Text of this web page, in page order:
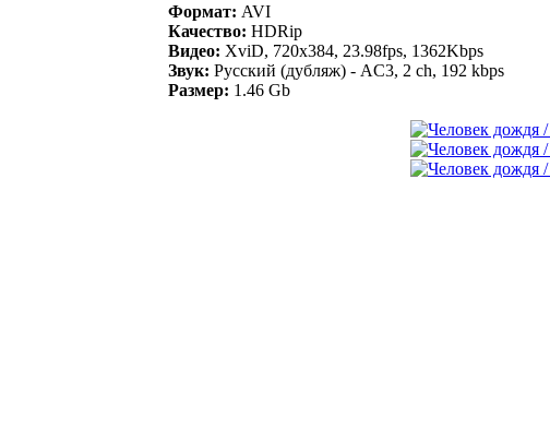
Формат: AVI
Качество: HDRip
Видео: XviD, 720x384, 23.98fps, 1362Kbps
Звук: Русский (дубляж) - AC3, 2 ch, 192 kbps
Размер: 1.46 Gb